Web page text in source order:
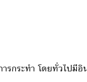
กระทำ โดยทั่วไป